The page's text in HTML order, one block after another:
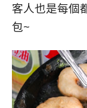
客人也是每個
包~